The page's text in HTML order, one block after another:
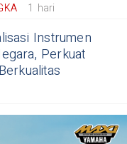
1 hari
Instrumen
Perkuat